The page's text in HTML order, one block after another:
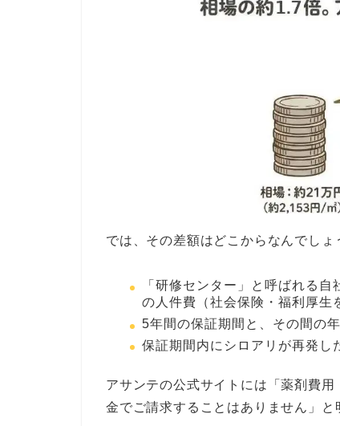
では、その差額はどこからなんでしょ
「研修センター」と呼ばれる
の人件費（社会保険・福利厚生
5年間の保証期間と、その間の
保証期間内にシロアリが再発し
アサンテの公式サイトには「薬剤費
金でご請求することはありません」と